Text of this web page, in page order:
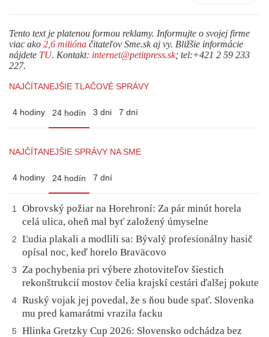
Tento text je platenou formou reklamy. Informujte o svojej firme
viac ako 2,6 milióna čitateľov Sme.sk aj vy. Bližšie informácie
nájdete TU. Kontakt: internet@petitpress.sk; tel:+421 2 59 233
227.
NAJČÍTANEJŠIE TLAČOVÉ SPRÁVY
4 hodiny 24 hodín 3 dni 7 dní
NAJČÍTANEJŠIE SPRÁVY NA SME
4 hodiny 24 hodín 7 dní
1
Obrovský požiar na Horehroní: Za pár minút horela
celá ulica, oheň mal byť založený úmyselne
2
Ľudia plakali a modlili sa: Bývalý profesionálny hasič
opísal noc, keď horelo Braväcovo
3
Za pochybenia pri výbere zhotoviteľov šiestich
rekonštrukcií mostov čelia krajskí cestári ďalšej pokute
4 Ruský vojak jej povedal, že s ňou bude spať. Slovenka
mu pred kamarátmi vrazila facku
5
Hlinka Gretzky Cup 2026: Slovensko odchádza bez